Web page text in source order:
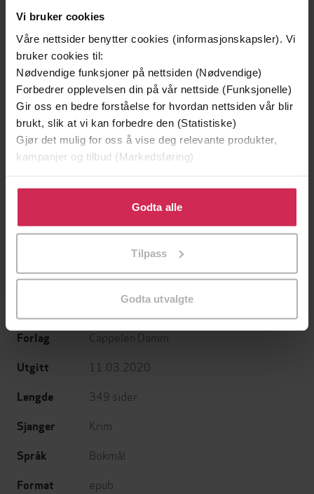
Vi bruker cookies
Våre nettsider benytter cookies (informasjonskapsler). Vi
bruker cookies til:
Nødvendige funksjoner på nettsiden (Nødvendige)
Forbedrer opplevelsen din på vår nettside (Funksjonelle)
Gir oss en bedre forståelse for hvordan nettsiden vår blir
brukt, slik at vi kan forbedre den (Statistiske)
Gjør det mulig for oss å vise deg relevante produkter,
kampanjer og tilbud (Markedsføring)
Klikk på «Godta alle» for å gi oss ditt samtykke til å
bruke cookies for alle disse formålene. Du kan også
tilpasse ditt samtykke til spesifikke formål ved å klikke
Godta alle
Tilpass
Godta utvalgte
199,-
Jane Harper (forfatter),
Forlag Cappelen Damm
Utgitt 11.03.2020
Lengde 349 sider
Sjanger Krim
Språk Bokmål
Format epub